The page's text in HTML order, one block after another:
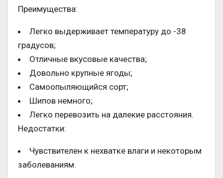
Преимущества:
Легко выдерживает температуру до -38
градусов;
Отличные вкусовые качества;
Довольно крупные ягоды;
Самоопыляющийся сорт;
Шипов немного;
Легко перевозить на далекие расстояния.
Недостатки:
Чувствителен к нехватке влаги и некоторым
заболеваниям.